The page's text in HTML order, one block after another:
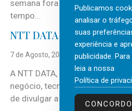
semana fora e os dias em que a
tempo...
NTT DATA Insurtech
7 de Agosto, 2026
A NTT DATA, consultora global
negócio, tecnologia e
de divulgar a mais recente...
Publicamos
analisar o
suas
experiência e
publicidade.
leia a nossa
Política de
CONCORDO